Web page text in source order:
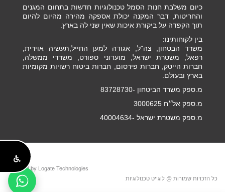
כיום משלבת חנות הסמל טכנולוגיות חדשות בתחום המגנים
והחריטות, דבר המקנה יכולת אספקה מהירה מהיום להיום
תוך הקפדה על ביקורת איכות שאין שני לה בארץ.
בין לקוחותינו:
משרד הבטחון, צה"ל, אגודה למען החייל,תעשיה אוירית,
רפאל, משטרת ישראל, מועדוני ספורט, משרדי ממשלה,
חברות הייטק, חברות פירסום, חברות ביטוח רשויות מקומיות
בארץ ובעולם.
מ.ספק משרד הביטחון -83728730
מ.ספק אל״ח 3000625
מ.ספק משטרת ישראל -40004634
Powered by Logate Technologies
כל הזכויות שמורות @ לוגייט טכנולוגיות